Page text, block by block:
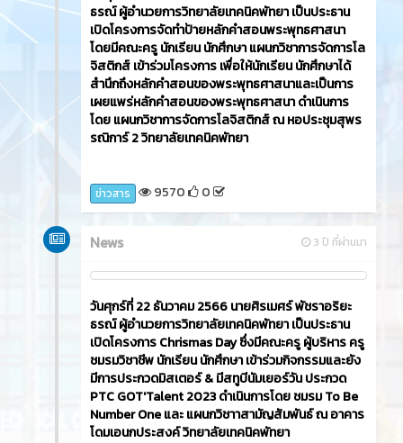
ธรณ์ ผู้อำนวยการวิทยาลัยเทคนิคพัทยา เป็นประธาน
เปิดโครงการจัดทำป้ายหลักคำสอนพระพุทธศาสนา
โดยมีคณะครู นักเรียน นักศึกษา แผนกวิชาการจัดการโล
จิสติกส์ เข้าร่วมโครงการ เพื่อให้นักเรียน นักศึกษาได้
สำนึกถึงหลักคำสอนของพระพุทธศาสนาและเป็นการ
เผยแพร่หลักคำสอนของพระพุทธศาสนา ดำเนินการ
โดย แผนกวิชาการจัดการโลจิสติกส์ ณ หอประชุมสุพร
รณิการ์ 2 วิทยาลัยเทคนิคพัทยา
ข่าวสาร 9570 0
3 ปี ที่ผ่านมา
News
วันศุกร์ที่ 22 ธันวาคม 2566​ นายศิรเมศร์ พัชราอริยะ
ธรณ์ ผู้อำนวยการวิทยาลัยเทคนิคพัทยา เป็นประธาน
เปิดโครงการ Chrismas Day ซึ่งมีคณะครู ผู้บริหาร ครู
ชมรมวิชาชีพ นักเรียน นักศึกษา เข้าร่วมกิจกรรมและยัง
มีการประกวดมิสเตอร์ & มีสทูบีนัมเยอร์วัน ประกวด
PTC GOT'Talent 2023 ดำเนินการโดย ชมรม To Be
Number One และ แผนกวิชาาสามัญสัมพันธ์ ณ อาคาร
โดมเอนกประสงค์ วิทยาลัยเทคนิคพัทยา